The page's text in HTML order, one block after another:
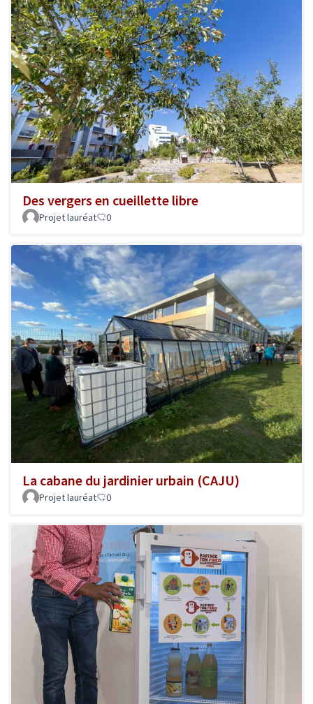
Des vergers en cueillette libre
Projet lauréat 0
La cabane du jardinier urbain (CAJU)
Projet lauréat 0